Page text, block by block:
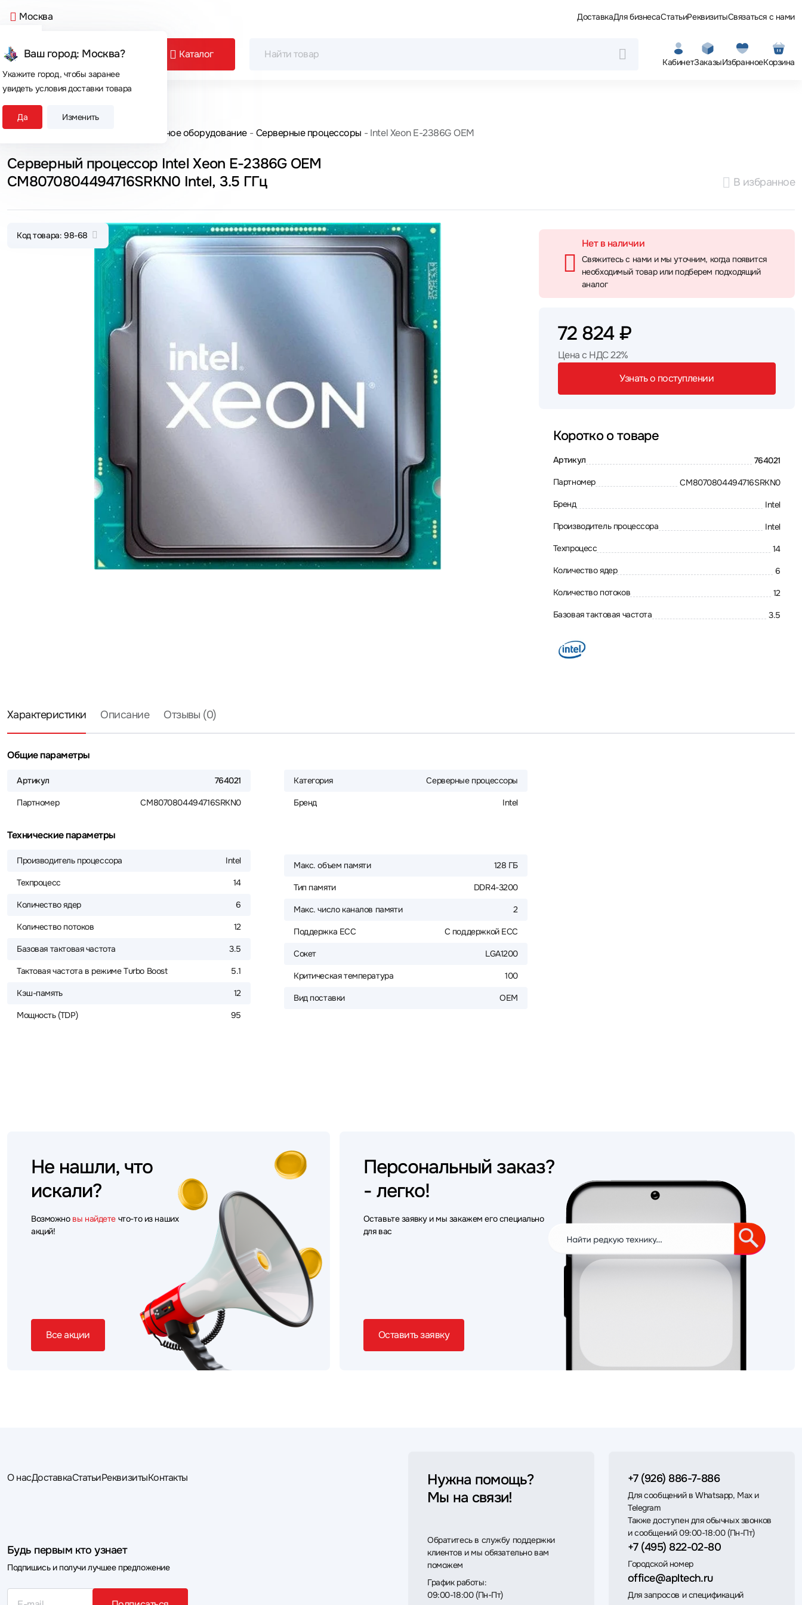
Москва
Ваш город: Москва?
Укажите город, чтобы заранее
увидеть условия доставки товара
Да Изменить
ДоставкаДля бизнесаСтатьиРеквизитыСвязаться с нами
Каталог
КабинетЗаказыИзбранноеКорзина
Сегодня покупают
Главная Серверное оборудование Серверные процессоры Intel Xeon E-2386G OEM
Серверный процессор Intel Xeon E-2386G OEM
CM8070804494716SRKN0 Intel, 3.5 ГГц
В избранное
Код товара: 98-68
Нет в наличии
Свяжитесь с нами и мы уточним, когда появится
необходимый товар или подберем подходящий
аналог
72 824 ₽
Цена с НДС 22%
Узнать о поступлении
Коротко о товаре
Артикул 764021
Партномер CM8070804494716SRKN0
Бренд Intel
Производитель процессора Intel
Техпроцесс 14
Количество ядер 6
Количество потоков 12
Базовая тактовая частота 3.5
Характеристики Описание Отзывы (0)
Общие параметры
Артикул 764021
Партномер CM8070804494716SRKN0
Категория Серверные процессоры
Бренд Intel
Технические параметры
Производитель процессора Intel
Техпроцесс 14
Количество ядер 6
Количество потоков 12
Базовая тактовая частота 3.5
Тактовая частота в режиме Turbo Boost 5.1
Кэш-память 12
Мощность (TDP) 95
Макс. объем памяти 128 ГБ
Тип памяти DDR4-3200
Макс. число каналов памяти 2
Поддержка ECC С поддержкой ECC
Сокет LGA1200
Критическая температура 100
Вид поставки OEM
Не нашли, что
искали?
Возможно вы найдете что-то из наших
акций!
Все акции
Персональный заказ?
- легко!
Оставьте заявку и мы закажем его специально
для вас
Оставить заявку
О насДоставкаСтатьиРеквизитыКонтакты
Будь первым кто узнает
Подпишись и получи лучшее предложение
Нужна помощь?
Мы на связи!
Обратитесь в службу поддержки
клиентов и мы обязательно вам
поможем
График работы:
09:00-18:00 (Пн-Пт)
+7 (926) 886-7-886
Для сообщений в Whatsapp, Max и
Telegram
Также доступен для обычных звонков
и сообщений 09:00-18:00 (Пн-Пт)
+7 (495) 822-02-80
Городской номер
office@apltech.ru
Для запросов и спецификаций